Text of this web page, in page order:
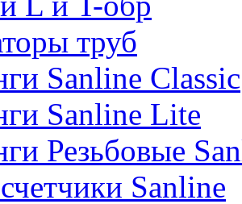
труб
Sanline Classic
Sanline Lite
Резьбовые
Sanline